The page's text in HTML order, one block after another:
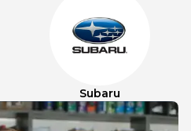
Subaru